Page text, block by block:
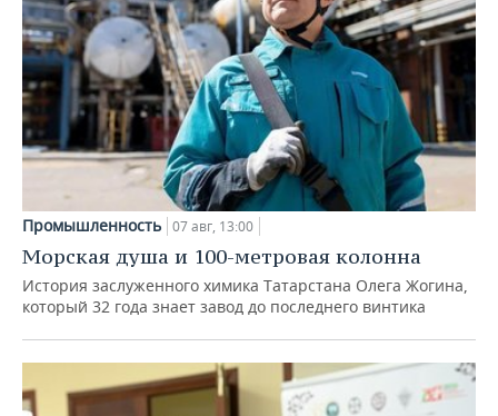
Промышленность 07 авг, 13:00
Морская душа и 100-метровая колонна
История заслуженного химика Татарстана Олега Жогина,
который 32 года знает завод до последнего винтика